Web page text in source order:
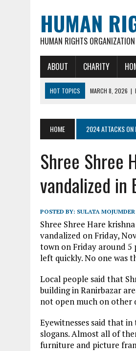
HUMAN
HUMAN RIGHTS
ABOUT CHARITY
HOT TOPICS MARCH 8, 2026 |
FEBRUARY 16, 2026 | ARSON
MARCH 18, 2026
DEAD BODY
HOME 2024 ATTACKS ON
Shree Shree
vandalized in
POSTED BY: SULATA MOJUMDER
Shree Shree Hare
vandalized on Friday,
town on Friday around 5
left quickly. No one was
Local people said that
building in Ranirbazar
not open much on other
Eyewitnesses said that
slogans. Almost all of
furniture and picture